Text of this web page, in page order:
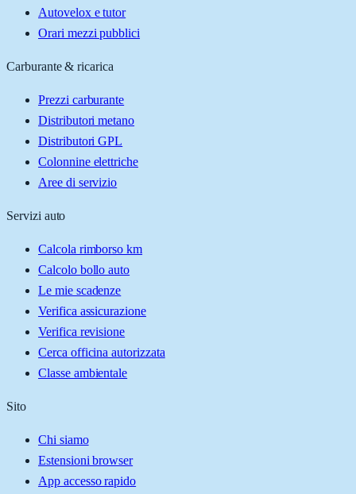
Autovelox e tutor
Orari mezzi pubblici
Carburante & ricarica
Prezzi carburante
Distributori metano
Distributori GPL
Colonnine elettriche
Aree di servizio
Servizi auto
Calcola rimborso km
Calcolo bollo auto
Le mie scadenze
Verifica assicurazione
Verifica revisione
Cerca officina autorizzata
Classe ambientale
Sito
Chi siamo
Estensioni browser
App accesso rapido